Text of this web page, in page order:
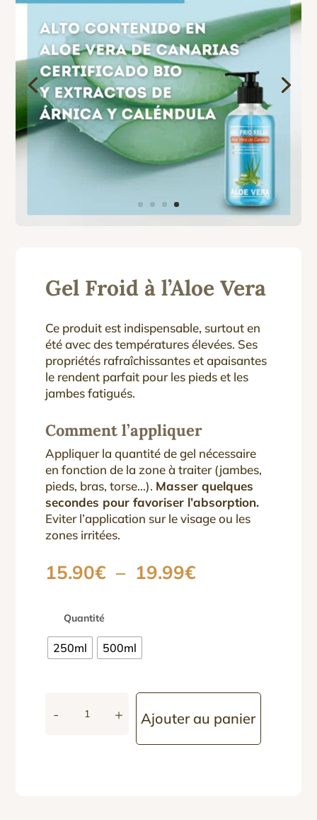
Gel Froid à l’Aloe Vera
Ce produit est indispensable, surtout en
été avec des températures élevées. Ses
propriétés rafraîchissantes et apaisantes
le rendent parfait pour les pieds et les
jambes fatigués.
Comment l’appliquer
Appliquer la quantité de gel nécessaire
en fonction de la zone à traiter (jambes,
pieds, bras, torse…). Masser quelques
secondes pour favoriser l’absorption.
Eviter l’application sur le visage ou les
zones irritées.
15.90€ – 19.99€
Quantité
250ml 500ml
- + Ajouter au panier